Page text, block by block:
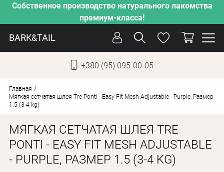
Собственное производство натурального лакомства
премиум-класса!
BARK&TAIL
+380 (95) 095-00-05
КОТЫ
ОТ ЖАРЫ
НАШЕ ПРОИЗВОДСТВО
Главная
Мягкая сетчатая шлея Tre Ponti - Easy Fit Mesh Adjustable - Purple, Размер
1.5 (3-4 kg)
МЯГКАЯ СЕТЧАТАЯ ШЛЕЯ TRE
PONTI - EASY FIT MESH ADJUSTABLE
- PURPLE, РАЗМЕР 1.5 (3-4 KG)